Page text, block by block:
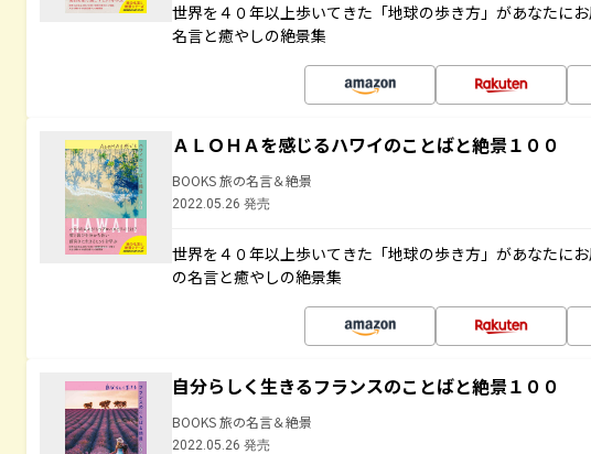
世界を４０年以上歩いてきた「地球の歩き方」があなたに
名言と癒やしの絶景集
ＡＬＯＨＡを感じるハワイのことばと絶景１００
BOOKS 旅の名言＆絶景
2022.05.26 発売
世界を４０年以上歩いてきた「地球の歩き方」があなたに
の名言と癒やしの絶景集
自分らしく生きるフランスのことばと絶景１００
BOOKS 旅の名言＆絶景
2022.05.26 発売